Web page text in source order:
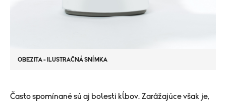
OBEZITA - ILUSTRAČNÁ SNÍMKA
​Často spomínané sú aj bolesti kĺbov. Zarážajúce však je,